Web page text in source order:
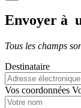
Envoyer à
Tous les champs
Destinataire
Vos coordonnées